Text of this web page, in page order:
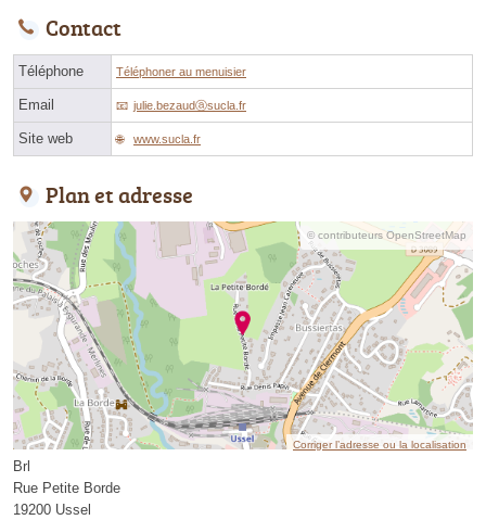
Contact
Téléphone Téléphoner au menuisier
Email julie.bezaudⓐsucla.fr
Site web www.sucla.fr
Plan et adresse
© contributeurs OpenStreetMap
Corriger l’adresse ou la localisation
Brl
Rue Petite Borde
19200 Ussel